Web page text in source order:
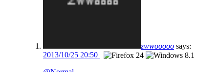
zwwooooo says:
2013/10/25 20:50